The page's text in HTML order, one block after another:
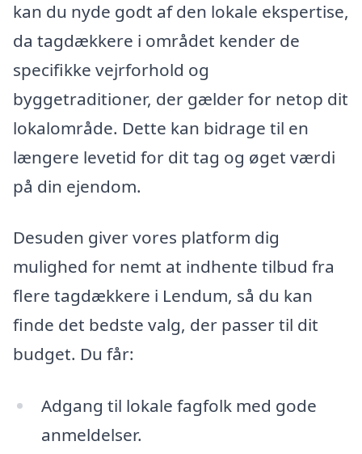
kan du nyde godt af den lokale ekspertise,
da tagdækkere i området kender de
specifikke vejrforhold og
byggetraditioner, der gælder for netop dit
lokalområde. Dette kan bidrage til en
længere levetid for dit tag og øget værdi
på din ejendom.
Desuden giver vores platform dig
mulighed for nemt at indhente tilbud fra
flere tagdækkere i Lendum, så du kan
finde det bedste valg, der passer til dit
budget. Du får:
Adgang til lokale fagfolk med gode
anmeldelser.